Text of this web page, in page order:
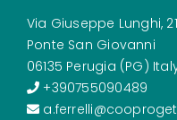
Via Giuseppe Lunghi, 21
Ponte San Giovanni
06135 Perugia (PG)
+390755090489